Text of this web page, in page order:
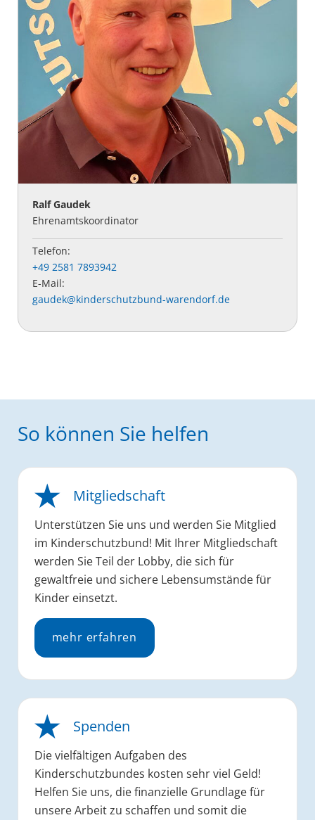
Ralf Gaudek
Ehrenamtskoordinator
Telefon:
+49 2581 7893942
E-Mail:
gaudek@kinderschutzbund-warendorf.de
So können Sie helfen
Mitgliedschaft
Unterstützen Sie uns und werden Sie Mitglied
im Kinderschutzbund! Mit Ihrer Mitgliedschaft
werden Sie Teil der Lobby, die sich für
gewaltfreie und sichere Lebensumstände für
Kinder einsetzt.
mehr erfahren
Spenden
Die vielfältigen Aufgaben des
Kinderschutzbundes kosten sehr viel Geld!
Helfen Sie uns, die finanzielle Grundlage für
unsere Arbeit zu schaffen und somit die